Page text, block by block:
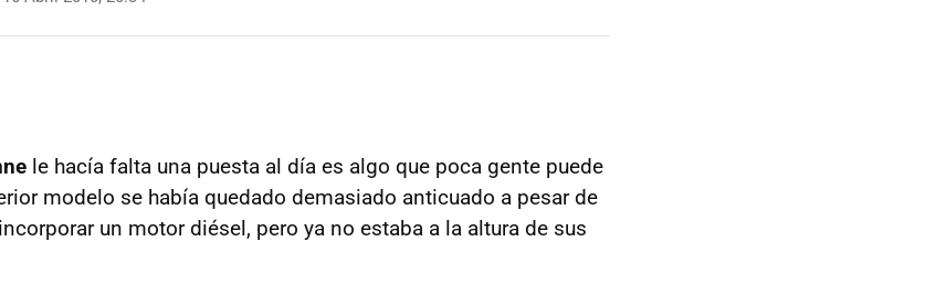
le hacía falta una puesta al día es algo que poca gente puede
modelo se había quedado demasiado anticuado a pesar de
un motor diésel, pero ya no estaba a la altura de sus